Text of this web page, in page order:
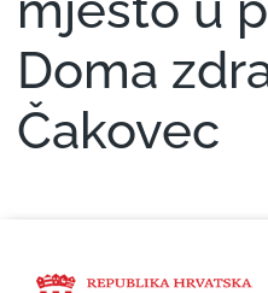
Doma
Čakovec